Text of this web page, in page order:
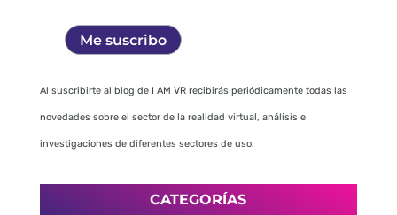
Al suscribirte al blog de I AM VR recibirás periódicamente todas las
novedades sobre el sector de la realidad virtual, análisis e
investigaciones de diferentes sectores de uso.
CATEGORÍAS